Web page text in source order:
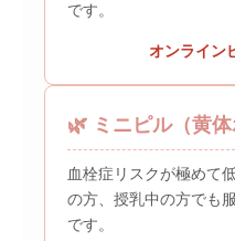
です。
オンライン
🌿 ミニピル（黄体
血栓症リスクが極めて
の方、授乳中の方でも
です。